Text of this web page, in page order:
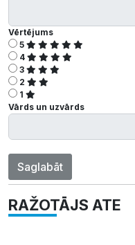
Vērtējums
5
4
3
2
1
Vārds un uzvārds
Saglabāt
RAŽOTĀJS ATE